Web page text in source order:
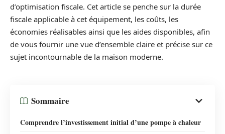
d’optimisation fiscale. Cet article se penche sur la durée
fiscale applicable à cet équipement, les coûts, les
économies réalisables ainsi que les aides disponibles, afin
de vous fournir une vue d’ensemble claire et précise sur ce
sujet incontournable de la maison moderne.
Sommaire
Comprendre l’investissement initial d’une pompe à chaleur